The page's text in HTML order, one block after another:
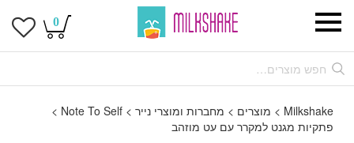
0
Milkshake
> מוצרים > מחברות ומוצרי נייר >
Note To Self
>
פתקיות מגנט למקרר עם עט מוזהב